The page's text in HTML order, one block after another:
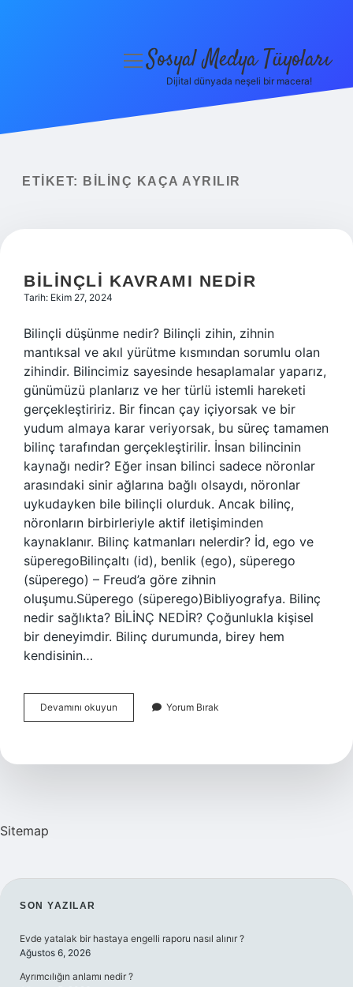
Yasal Uyarı
menüyüSosyal Medya Tüyoları
Dijital dünyada neşeli bir macera!
ETIKET: BILINÇ KAÇA AYRILIR
BILINÇLI KAVRAMI NEDIR
Tarih: Ekim 27, 2024
Bilinçli düşünme nedir? Bilinçli zihin, zihnin
mantıksal ve akıl yürütme kısmından sorumlu olan
zihindir. Bilincimiz sayesinde hesaplamalar yaparız,
günümüzü planlarız ve her türlü istemli hareketi
gerçekleştiririz. Bir fincan çay içiyorsak ve bir
yudum almaya karar veriyorsak, bu süreç tamamen
bilinç tarafından gerçekleştirilir. İnsan bilincinin
kaynağı nedir? Eğer insan bilinci sadece nöronlar
arasındaki sinir ağlarına bağlı olsaydı, nöronlar
uykudayken bile bilinçli olurduk. Ancak bilinç,
nöronların birbirleriyle aktif iletişiminden
kaynaklanır. Bilinç katmanları nelerdir? İd, ego ve
süperegoBilinçaltı (id), benlik (ego), süperego
(süperego) – Freud’a göre zihnin
oluşumu.Süperego (süperego)Bibliyografya. Bilinç
nedir sağlıkta? BİLİNÇ NEDİR? Çoğunlukla kişisel
bir deneyimdir. Bilinç durumunda, birey hem
kendisinin…
Devamını okuyun
Kavramı
Yorum Bırak
Sitemap
SIDEBAR
SON YAZILAR
Evde yatalak bir hastaya engelli raporu nasıl alınır ?
Ağustos 6, 2026
Ayrımcılığın anlamı nedir ?